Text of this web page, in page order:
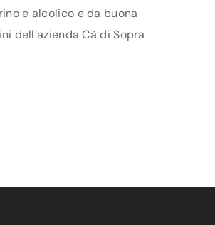
e alcolico e da buona
dell’azienda Cà di Sopra